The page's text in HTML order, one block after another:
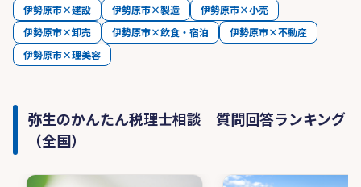
伊勢原市×建設 伊勢原市×製造
伊勢原市×小売
伊勢原市×卸売
伊勢原市×飲食・宿泊
伊勢原市×不動産
伊勢原市×理美容
弥生のかんたん税理士相談 質問回答ランキング
（全国）